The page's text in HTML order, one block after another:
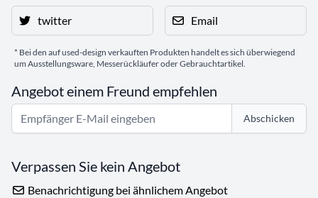
twitter Email
* Bei den auf used-design verkauften Produkten handelt es sich überwiegend
um Ausstellungsware, Messerückläufer oder Gebrauchtartikel.
Angebot einem Freund empfehlen
Abschicken
Verpassen Sie kein Angebot
Benachrichtigung bei ähnlichem Angebot